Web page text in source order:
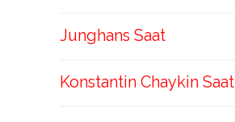
Junghans Saat
Konstantin Chaykin Saat